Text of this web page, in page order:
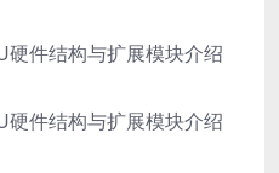
件结构与扩展模块介绍
件结构与扩展模块介绍